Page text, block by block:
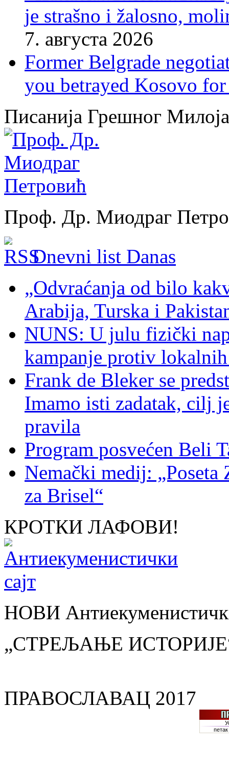
je strašno i žalosno,
7. августа 2026
Former Belgrade
you betrayed Kosovo
Писанија Грешног Милоја
Проф. Др. Миодраг
Dnevni list Danas
„Odvraćanja od bilo
Arabija, Turska i
NUNS: U julu fizički
kampanje protiv
Frank de Bleker se
Imamo isti zadatak, cilj
pravila
Program posvećen Beli
Nemački medij: „Poseta
za Brisel“
КРОТКИ ЛАФОВИ!
НОВИ
„СТРЕЉАЊЕ
ПРАВОСЛАВАЦ 2017